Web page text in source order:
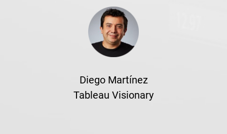
Diego Martínez
Tableau Visionary